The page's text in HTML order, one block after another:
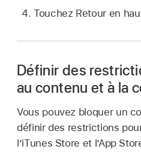
Touchez Retour en
Définir des
au contenu et à la
Vous pouvez bloquer un
définir des restrictions
l’iTunes Store et l’App